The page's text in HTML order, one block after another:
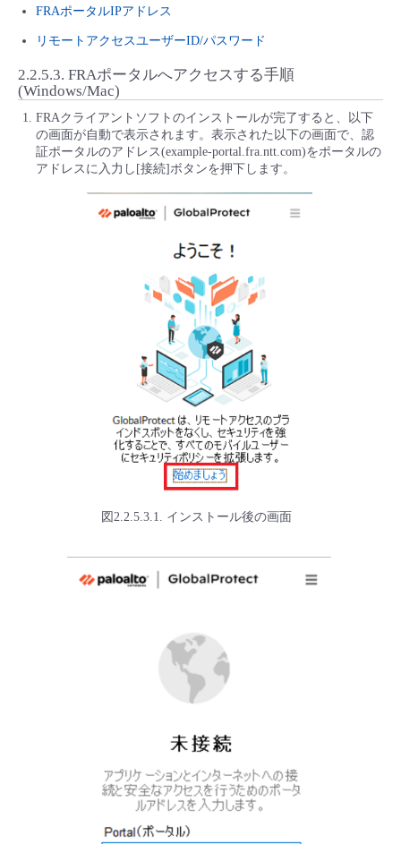
FRAポータルIPアドレス
リモートアクセスユーザーID/パスワード
2.2.5.3. FRAポータルへアクセスする手順
(Windows/Mac)
FRAクライアントソフトのインストールが完了すると、以下
の画面が自動で表示されます。表示された以下の画面で、認
証ポータルのアドレス(example-portal.fra.ntt.com)をポータルの
アドレスに入力し[接続]ボタンを押下します。
図2.2.5.3.1. インストール後の画面